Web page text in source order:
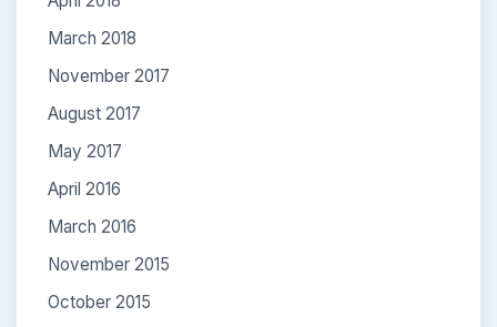
March 2018
November 2017
August 2017
May 2017
April 2016
March 2016
November 2015
October 2015